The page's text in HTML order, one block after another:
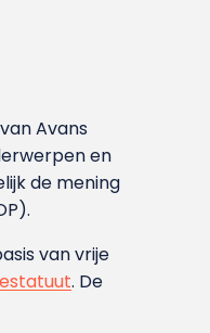
Avans
en
de mening
van vrije
. De